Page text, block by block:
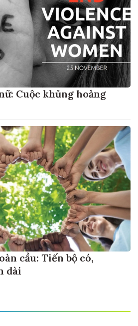
Cuộc khủng hoảng
cầu: Tiến bộ có,
dài